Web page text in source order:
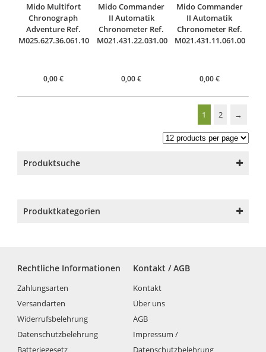
Mido Multifort
Chronograph
Adventure Ref.
M025.627.36.061.10
0,00€
Mido Commander
II Automatik
Chronometer Ref.
M021.431.22.031.00
0,00€
Mido Commander
II Automatik
Chronometer Ref.
M021.431.11.061.00
0,00€
1 2 →
Produktsuche
Produktkategorien
Rechtliche Informationen
Zahlungsarten
Versandarten
Widerrufsbelehrung
Datenschutzbelehrung
Batteriegesetz
Kontakt / AGB
Kontakt
Über uns
AGB
Impressum /
Datenschutzbelehrung